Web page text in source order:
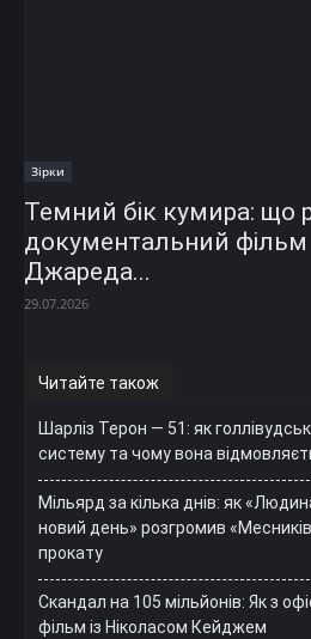
Зірки
Темний бік кумира: що
документальний
Джареда...
29.07.2026
Читайте також
Шарліз Терон — 51: як
систему та чому вона
Мільярд за кілька днів: як
новий день» розгромив
прокату
Скандал на 105 мільйонів: Як з
фільм із Ніколасом Кейджем